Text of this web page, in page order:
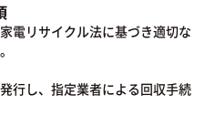
電リサイクル法に基づき適切な
行し、指定業者による回収手続